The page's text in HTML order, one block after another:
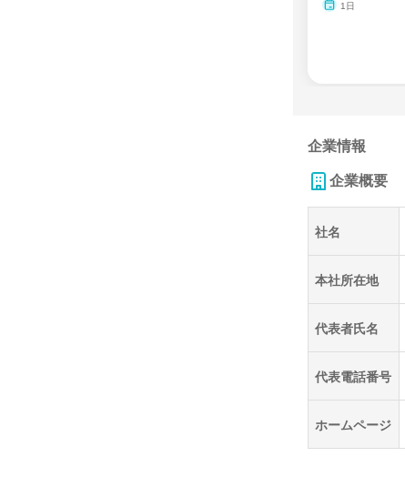
1日
企業情報
企業概要
社名
本社所在地
代表者氏名
代表電話番号
ホームページ